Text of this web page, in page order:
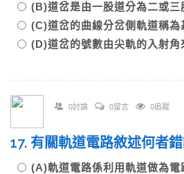
(B)道岔是由一股道分為二或三
(C)道岔的曲線分岔側軌道稱為
(D)道岔的號數由尖軌的入射角
0討論 0留言 0追蹤
17. 有關軌道電路敘述何者錯
(A)軌道電路係利用軌道做為電